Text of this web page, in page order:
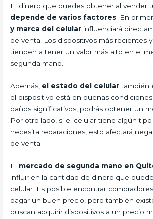
El dinero que puedes obtener al vender
depende de varios factores . En
y marca del celular influenciará
de venta. Los dispositivos más recientes
tienden a tener un valor más alto en el
segunda mano.
Además, el estado del celulartambién
el dispositivo está en buenas
daños significativos, podrás obtener un
Por otro lado, si el celular tiene algún
necesita reparaciones, esto afectará
de venta.
El mercado de segunda mano en
influir en la cantidad de dinero que
celular. Es posible encontrar
pagar un buen precio, pero también
buscan adquirir dispositivos a un precio